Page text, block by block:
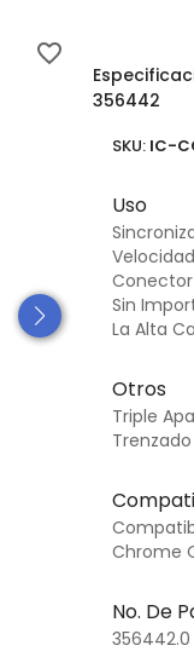
356442
SKU: IC-
Uso
Conector
Sin
La Alta
Otros
Triple
Chrome
No. De
356442.0